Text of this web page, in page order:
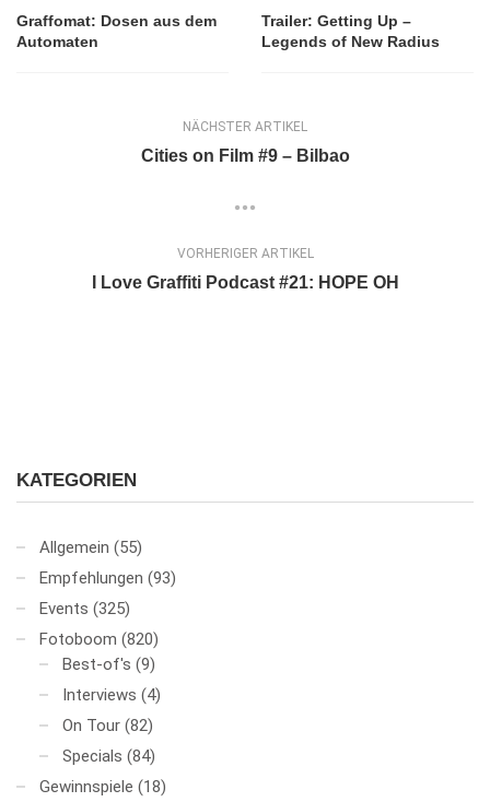
Graffomat: Dosen aus dem
Automaten
Trailer: Getting Up –
Legends of New Radius
NÄCHSTER ARTIKEL
Cities on Film #9 – Bilbao
VORHERIGER ARTIKEL
I Love Graffiti Podcast #21: HOPE OH
KATEGORIEN
Allgemein (55)
Empfehlungen (93)
Events (325)
Fotoboom (820)
Best-of's (9)
Interviews (4)
On Tour (82)
Specials (84)
Gewinnspiele (18)